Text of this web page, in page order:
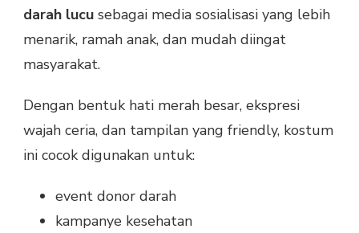
darah lucu sebagai media sosialisasi yang lebih
menarik, ramah anak, dan mudah diingat
masyarakat.
Dengan bentuk hati merah besar, ekspresi
wajah ceria, dan tampilan yang friendly, kostum
ini cocok digunakan untuk:
event donor darah
kampanye kesehatan